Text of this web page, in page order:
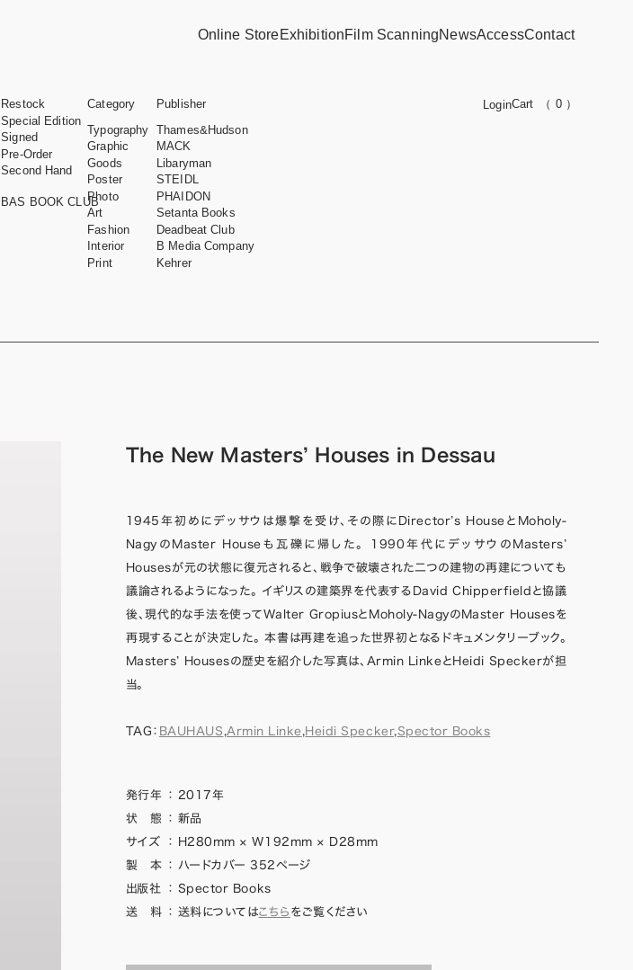
Online StoreExhibitionFilm ScanningNewsAccessContact
LoginCart （ 0 ）
Restock
Special Edition
Signed
Pre-Order
Second Hand
BAS BOOK CLUB
Category
Typography
Graphic
Goods
Poster
Photo
Art
Fashion
Interior
Print
Publisher
Thames&Hudson
MACK
Libaryman
STEIDL
PHAIDON
Setanta Books
Deadbeat Club
B Media Company
Kehrer
The New Masters’ Houses in Dessau
1945年初めにデッサウは爆撃を受け、その際にDirector’s HouseとMoholy-
NagyのMaster Houseも瓦礫に帰した。 1990年代にデッサウのMasters’
Housesが元の状態に復元されると、戦争で破壊された二つの建物の再建についても
議論されるようになった。 イギリスの建築界を代表するDavid Chipperfieldと協議
後、現代的な手法を使ってWalter GropiusとMoholy-NagyのMaster Housesを
再現することが決定した。 本書は再建を追った世界初となるドキュメンタリーブック。
Masters’ Housesの歴史を紹介した写真は、Armin LinkeとHeidi Speckerが担
当。
TAG： BAUHAUS ,Armin Linke ,Heidi Specker,Spector Books
発行年 ：
2017年
状 態
： 新品
サイズ
：
H280mm × W192mm × D28mm
製 本
：
ハードカバー 352ページ
出版社
： Spector Books
送 料
： 送料についてはこちら をご覧ください